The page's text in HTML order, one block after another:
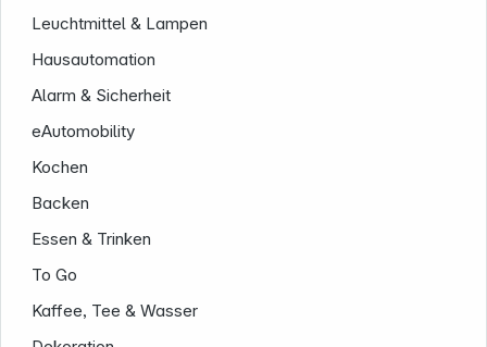
Leuchtmittel & Lampen
Hausautomation
Alarm & Sicherheit
eAutomobility
Kochen
Backen
Essen & Trinken
To Go
Kaffee, Tee & Wasser
Rechtliches